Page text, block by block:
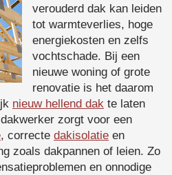
verouderd dak kan leiden
tot warmteverlies, hoge
energiekosten en zelfs
vochtschade. Bij een
nieuwe woning of grote
renovatie is het daarom
nieuw hellend dak te laten
zorgt voor een
, correcte dakisolatie en
zoals dakpannen of leien. Zo
en onnodige